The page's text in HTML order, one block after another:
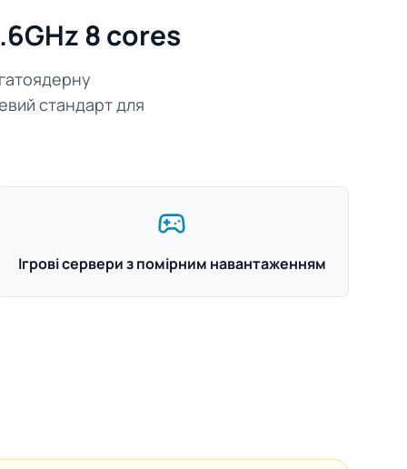
8 cores
стандарт для
Ігрові сервери з помірним навантаженням